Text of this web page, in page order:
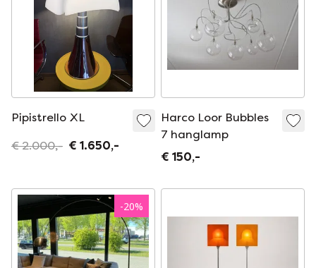
Pipistrello XL
€ 2.000,- € 1.650,-
Harco Loor Bubbles
7 hanglamp
€ 150,-
-20%